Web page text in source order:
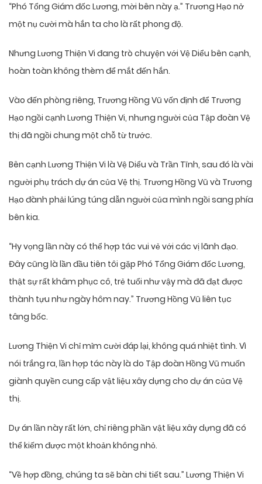
“Phó Tổng Giám đốc Lương, mời bên này ạ.” Trương Hạo nở
một nụ cười mà hắn ta cho là rất phong độ.
Nhưng Lương Thiện Vi đang trò chuyện với Vệ Diểu bên cạnh,
hoàn toàn không thèm để mắt đến hắn.
Vào đến phòng riêng, Trương Hồng Vũ vốn định để Trương
Hạo ngồi cạnh Lương Thiện Vi, nhưng người của Tập đoàn Vệ
thị đã ngồi chung một chỗ từ trước.
Bên cạnh Lương Thiện Vi là Vệ Diểu và Trần Tĩnh, sau đó là vài
người phụ trách dự án của Vệ thị. Trương Hồng Vũ và Trương
Hạo đành phải lúng túng dẫn người của mình ngồi sang phía
bên kia.
“Hy vọng lần này có thể hợp tác vui vẻ với các vị lãnh đạo.
Đây cũng là lần đầu tiên tôi gặp Phó Tổng Giám đốc Lương,
thật sự rất khâm phục cô, trẻ tuổi như vậy mà đã đạt được
thành tựu như ngày hôm nay.” Trương Hồng Vũ liên tục
tâng bốc.
Lương Thiện Vi chỉ mỉm cười đáp lại, không quá nhiệt tình. Vì
nói trắng ra, lần hợp tác này là do Tập đoàn Hồng Vũ muốn
giành quyền cung cấp vật liệu xây dựng cho dự án của Vệ
thị.
Dự án lần này rất lớn, chỉ riêng phần vật liệu xây dựng đã có
thể kiếm được một khoản không nhỏ.
“Về hợp đồng, chúng ta sẽ bàn chi tiết sau.” Lương Thiện Vi